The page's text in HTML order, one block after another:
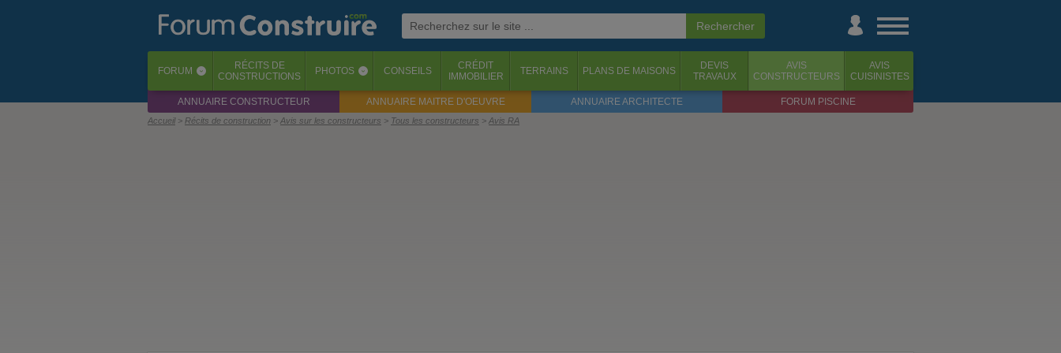
FORUM ‹ RÉCITS DE
CONSTRUCTIONS
PHOTOS ‹ CONSEILS
CRÉDIT
IMMOBILIER
TERRAINS PLANS DE MAISONS
DEVIS
TRAVAUX
AVIS
CONSTRUCTEURS
AVIS
CUISINISTES
ANNUAIRE CONSTRUCTEUR ANNUAIRE MAITRE D'OEUVRE ANNUAIRE ARCHITECTE FORUM PISCINE
Accueil Récits de construction Avis sur les constructeurs Tous les constructeurs Avis RA